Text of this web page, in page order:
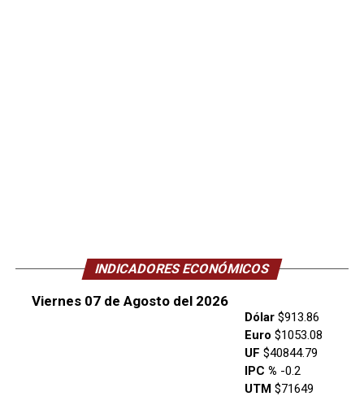
INDICADORES ECONÓMICOS
Viernes 07 de Agosto del 2026
Dólar$913.86
Euro $1053.08
UF $40844.79
IPC % -0.2
UTM $71649